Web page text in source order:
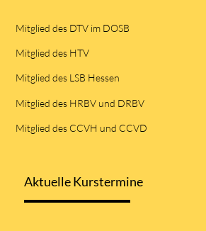
Mitglied des DTV im DOSB
Mitglied des HTV
Mitglied des LSB Hessen
Mitglied des HRBV und DRBV
Mitglied des CCVH und CCVD
Aktuelle Kurstermine